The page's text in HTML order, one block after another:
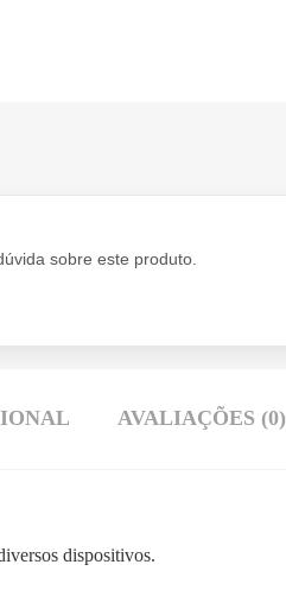
sobre este produto.
AVALIAÇÕES (0)
dispositivos.